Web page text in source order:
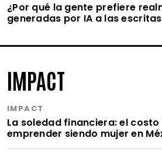
¿Por qué la gente prefiere
generadas por IA a las
IMPACT
IMPACT
La soledad financiera: el
emprender siendo mujer en